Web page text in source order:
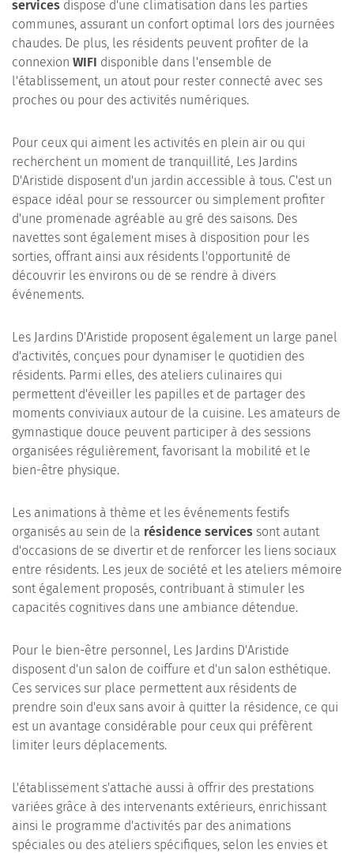
services dispose d'une climatisation dans les parties
communes, assurant un confort optimal lors des journées
chaudes. De plus, les résidents peuvent profiter de la
connexion WIFI disponible dans l'ensemble de
l'établissement, un atout pour rester connecté avec ses
proches ou pour des activités numériques.
Pour ceux qui aiment les activités en plein air ou qui
recherchent un moment de tranquillité, Les Jardins
D'Aristide disposent d'un jardin accessible à tous. C'est un
espace idéal pour se ressourcer ou simplement profiter
d'une promenade agréable au gré des saisons. Des
navettes sont également mises à disposition pour les
sorties, offrant ainsi aux résidents l'opportunité de
découvrir les environs ou de se rendre à divers
événements.
Les Jardins D'Aristide proposent également un large panel
d'activités, conçues pour dynamiser le quotidien des
résidents. Parmi elles, des ateliers culinaires qui
permettent d'éveiller les papilles et de partager des
moments conviviaux autour de la cuisine. Les amateurs de
gymnastique douce peuvent participer à des sessions
organisées régulièrement, favorisant la mobilité et le
bien-être physique.
Les animations à thème et les événements festifs
organisés au sein de la résidence services sont autant
d'occasions de se divertir et de renforcer les liens sociaux
entre résidents. Les jeux de société et les ateliers mémoire
sont également proposés, contribuant à stimuler les
capacités cognitives dans une ambiance détendue.
Pour le bien-être personnel, Les Jardins D'Aristide
disposent d'un salon de coiffure et d'un salon esthétique.
Ces services sur place permettent aux résidents de
prendre soin d'eux sans avoir à quitter la résidence, ce qui
est un avantage considérable pour ceux qui préfèrent
limiter leurs déplacements.
L'établissement s'attache aussi à offrir des prestations
variées grâce à des intervenants extérieurs, enrichissant
ainsi le programme d'activités par des animations
spéciales ou des ateliers spécifiques, selon les envies et